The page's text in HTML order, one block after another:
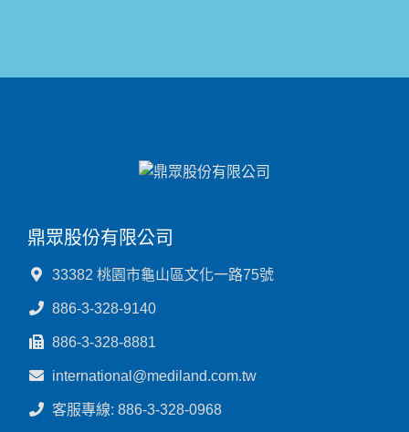
鼎眾股份有限公司
33382 桃園市龜山區文化一路75號
886-3-328-9140
886-3-328-8881
international@mediland.com.tw
客服專線: 886-3-328-0968